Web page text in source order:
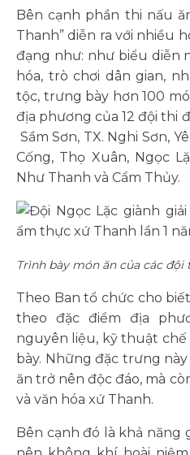
Bên cạnh phần thi nấu
Thanh” diễn ra với nhiều
đạng như: như biểu diễn
hóa, trò chơi dân gian,
tộc, trưng bày hơn 100
địa phương của 12 đội thi
Sầm Sơn, TX. Nghi Sơn,
Cống, Thọ Xuân, Ngọc
Như Thanh và Cẩm Thủy.
Trình bày món ăn của các đội
Theo Ban tổ chức cho
theo đặc điểm địa
nguyên liệu, kỹ thuật
bày. Những đặc trưng
ăn trở nên độc đáo, mà
và văn hóa xứ Thanh.
Bên cạnh đó là khả năng